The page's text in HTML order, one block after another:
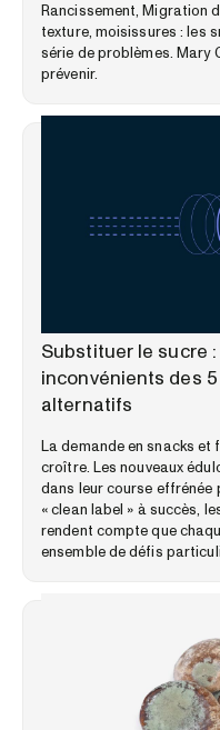
Rancissement, Migration
texture, moisissures : les
série de problèmes. Mary
prévenir.
Substituer le sucre
inconvénients des
alternatifs
La demande en snacks et
croître. Les nouveaux
dans leur course effrénée
« clean label » à succès,
rendent compte que
ensemble de défis